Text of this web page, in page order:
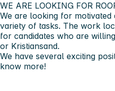
WE ARE LOOKING FOR
We are looking for
variety of tasks. The work
for candidates who are
or Kristiansand.
We have several exciting
know more!